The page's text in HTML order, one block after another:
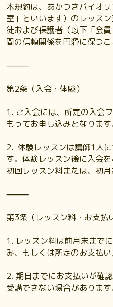
本規約は、あかつきバイオ
室」といいます）のレッス
徒および保護者（以下「会
間の信頼関係を円滑に保つこ
⸻
第2条（入会・体験）
1. ご入会には、所定の入会
もってお申し込みとなります
2. 体験レッスンは講師1人
す。体験レッスン後に入会
初回レッスン料または、初
⸻
第3条（レッスン料・お支払
1. レッスン料は前月末まで
み、もしくは所定のお支払
2. 期日までにお支払いが確
受講できない場合があります